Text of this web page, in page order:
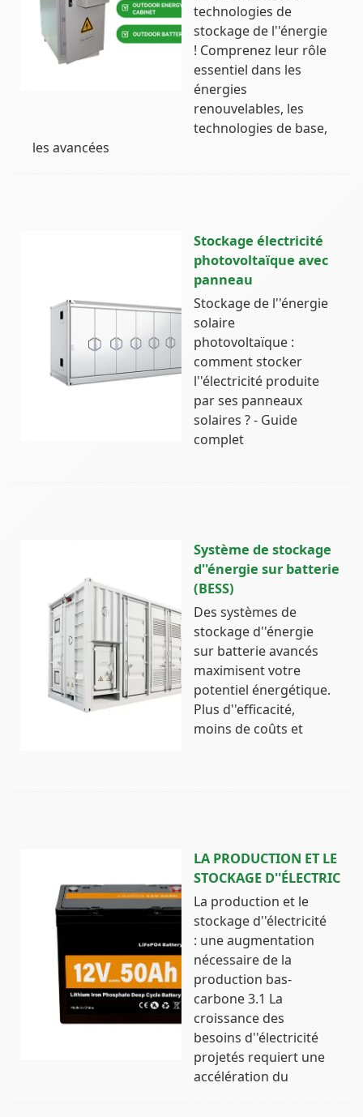
technologies de
stockage de l''énergie
! Comprenez leur rôle
essentiel dans les
énergies
renouvelables, les
technologies de base,
les avancées
Stockage électricité
photovoltaïque avec
panneau
Stockage de l''énergie
solaire
photovoltaïque :
comment stocker
l''électricité produite
par ses panneaux
solaires ? - Guide
complet
Système de stockage
d''énergie sur batterie
(BESS)
Des systèmes de
stockage d''énergie
sur batterie avancés
maximisent votre
potentiel énergétique.
Plus d''efficacité,
moins de coûts et
LA PRODUCTION ET LE
STOCKAGE D''ÉLECTRIC
La production et le
stockage d''électricité
: une augmentation
nécessaire de la
production bas-
carbone 3.1 La
croissance des
besoins d''électricité
projetés requiert une
accélération du